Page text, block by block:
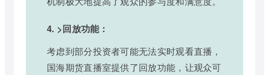
4. >回放功能：
考虑到部分投资者可能无法实时观看直播，
国海期货直播室提供了回放功能，让观众可